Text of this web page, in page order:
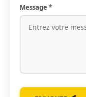
Message *